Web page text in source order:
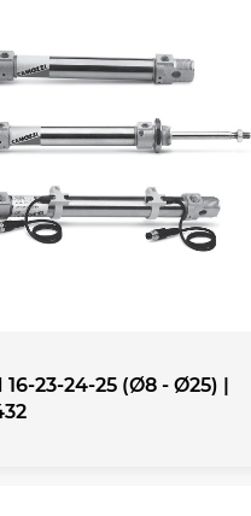
16-23-24-25 (Ø8 - Ø25) |